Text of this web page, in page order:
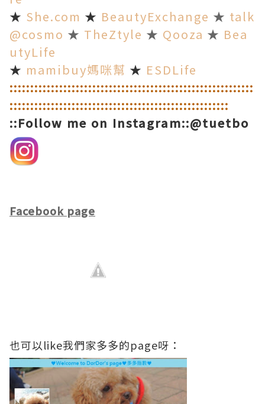
★ She.com ★ BeautyExchange ★ talk
@cosmo ★ TheZtyle ★ Qooza ★ Bea
utyLife
★ mamibuy媽咪幫 ★ ESDLife
:::::::::::::::::::::::::::::::::::::::::::::::::::::::::::
:::::::::::::::::::::::::::::::::::::::::::::::::::::
::Follow me on Instagram::@tuetbo
Facebook page
也可以like我們家多多的page呀：